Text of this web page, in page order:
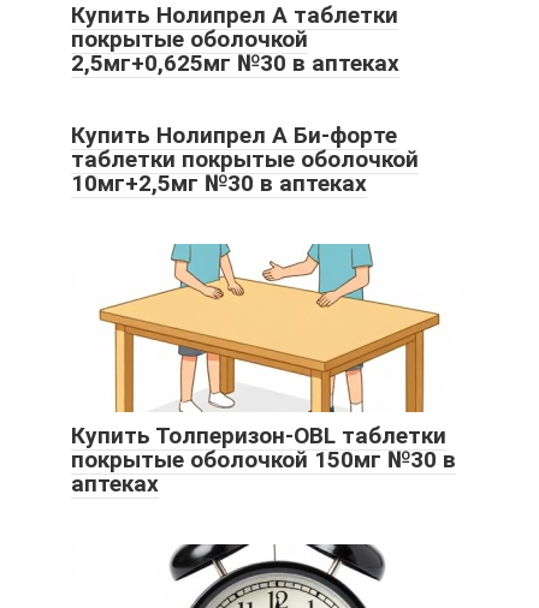
Купить Нолипрел А таблетки
покрытые оболочкой
2,5мг+0,625мг №30 в аптеках
Купить Нолипрел А Би-форте
таблетки покрытые оболочкой
10мг+2,5мг №30 в аптеках
Купить Толперизон-OBL таблетки
покрытые оболочкой 150мг №30 в
аптеках